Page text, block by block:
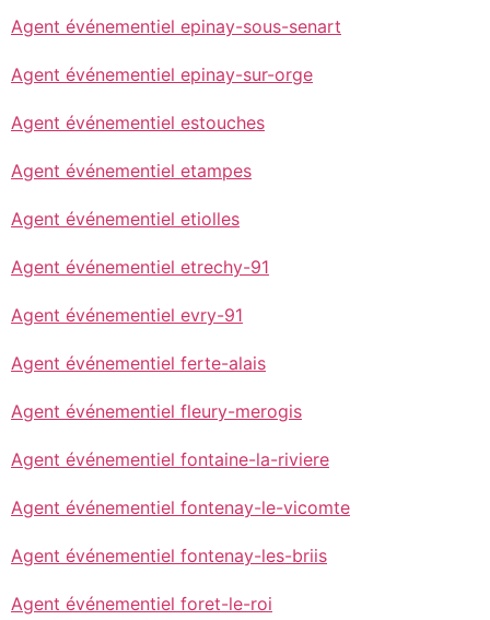
Agent événementiel epinay-sous-senart
Agent événementiel epinay-sur-orge
Agent événementiel estouches
Agent événementiel etampes
Agent événementiel etiolles
Agent événementiel etrechy-91
Agent événementiel evry-91
Agent événementiel ferte-alais
Agent événementiel fleury-merogis
Agent événementiel fontaine-la-riviere
Agent événementiel fontenay-le-vicomte
Agent événementiel fontenay-les-briis
Agent événementiel foret-le-roi